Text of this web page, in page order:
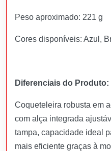
Peso aproximado: 221 g
Cores disponíveis: Azul,
Diferenciais do Produto:
Coqueteleira robusta em
com alça integrada
tampa, capacidade ideal
mais eficiente graças à